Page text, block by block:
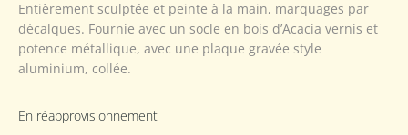
Entièrement sculptée et peinte à la main, marquages par
décalques. Fournie avec un socle en bois d’Acacia vernis et
potence métallique, avec une plaque gravée style
aluminium, collée.
En réapprovisionnement